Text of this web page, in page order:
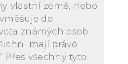
vlastní země, nebo
do
známých osob
mají právo
Přes všechny tyto